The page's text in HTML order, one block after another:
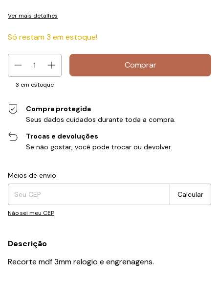
Ver mais detalhes
Só restam3 em estoque!
3 em estoque
Compra protegida
Seus dados cuidados durante toda a compra.
Trocas e devoluções
Se não gostar, você pode trocar ou devolver.
Entregas para o CEP:
Meios de envio
Calcular
Não sei meu CEP
Descrição
Recorte mdf 3mm relogio e engrenagens.